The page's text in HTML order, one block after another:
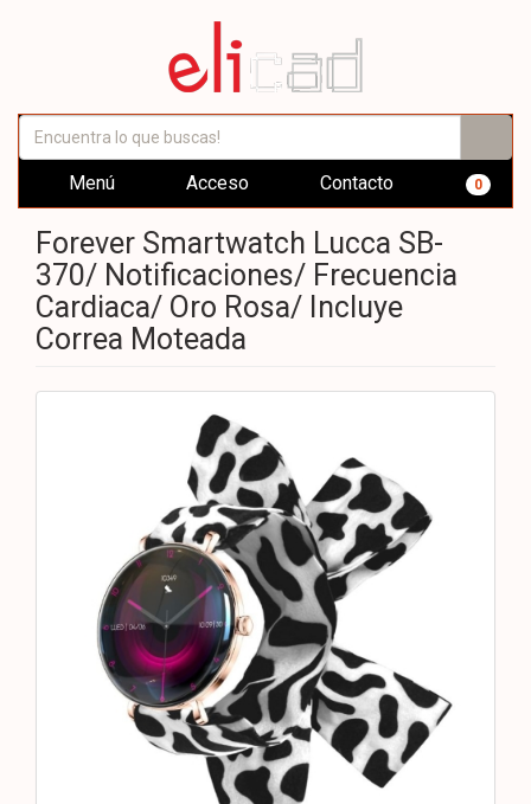
Menú Acceso Contacto 0
Forever Smartwatch Lucca SB-
370/ Notificaciones/ Frecuencia
Cardiaca/ Oro Rosa/ Incluye
Correa Moteada